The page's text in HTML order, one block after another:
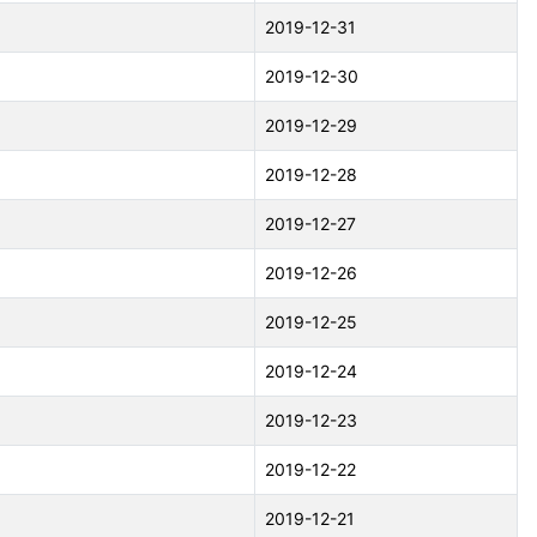
2019-12-31
2019-12-30
2019-12-29
2019-12-28
2019-12-27
2019-12-26
2019-12-25
2019-12-24
2019-12-23
2019-12-22
2019-12-21